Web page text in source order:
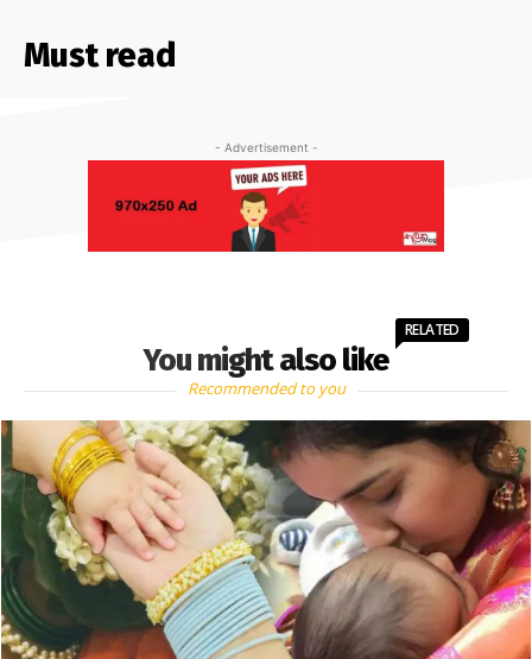
Must read
- Advertisement -
You might also like
RELATED
Recommended to you